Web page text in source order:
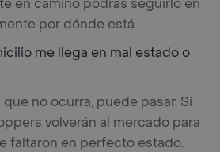
en camino podrás seguirlo en
por dónde está.
me llega en mal estado o
no ocurra, puede pasar. Si
volverán al mercado para
faltaron en perfecto estado.